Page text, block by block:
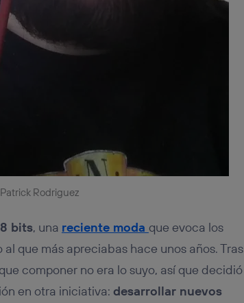
Rodriguez
bits, una reciente moda que evoca los
que más apreciabas hace unos años. Tras
componer no era lo suyo, así que decidió
en otra iniciativa: desarrollar nuevos